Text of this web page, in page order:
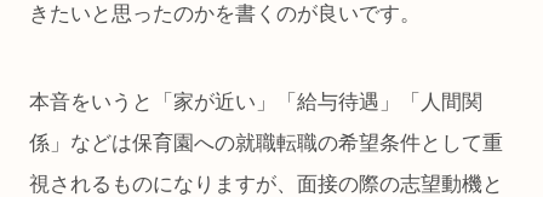
きたいと思ったのかを書くのが良いです。
本音をいうと「家が近い」「給与待遇」「人間関
係」などは保育園への就職転職の希望条件として重
視されるものになりますが、面接の際の志望動機と